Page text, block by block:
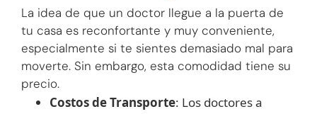
La idea de que un doctor llegue a la puerta de
tu casa es reconfortante y muy conveniente,
especialmente si te sientes demasiado mal para
moverte. Sin embargo, esta comodidad tiene su
precio.
Costos de Transporte: Los doctores a